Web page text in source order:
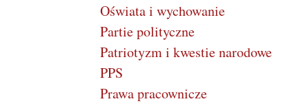
Oświata i wychowanie
Partie polityczne
Patriotyzm i kwestie narodowe
PPS
Prawa pracownicze